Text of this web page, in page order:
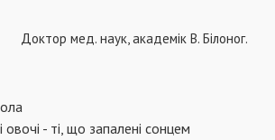
Доктор мед. наук, академік В. Білоног.
- ті, що запалені сонцем